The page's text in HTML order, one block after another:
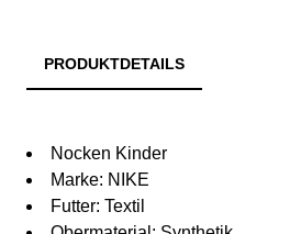
PRODUKTDETAILS
Nocken Kinder
Marke: NIKE
Futter: Textil